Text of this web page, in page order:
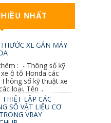
NHẤT
XE GẮN MÁY
: - Thông số kỹ
ô tô Honda các
số kỹ thuật xe
loại. Tên ...
THIẾT LẬP CÁC
SỐ VẬT LIỆU CƠ
VRAY